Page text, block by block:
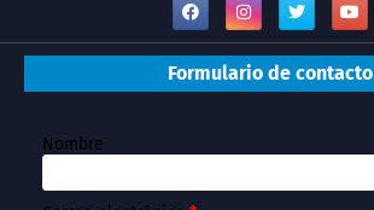
Formulario de contacto
Nombre